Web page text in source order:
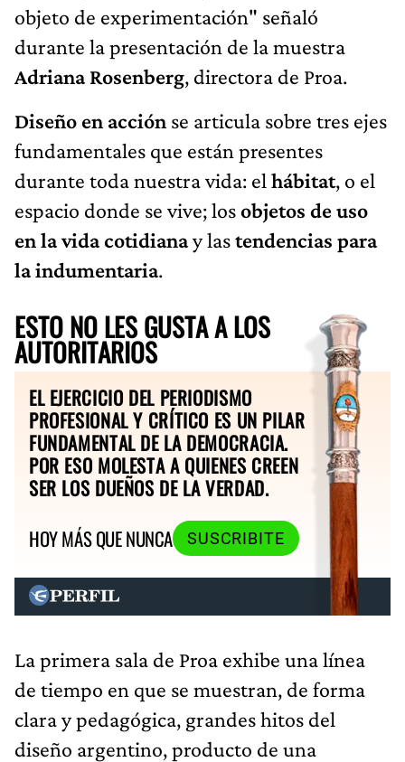
objeto de experimentación" señaló
durante la presentación de la muestra
Adriana Rosenberg, directora de Proa.
Diseño en acción se articula sobre tres ejes
fundamentales que están presentes
durante toda nuestra vida: el hábitat, o el
espacio donde se vive; losobjetos de uso
en la vida cotidianay lastendencias para
la indumentaria.
ESTO NO LES GUSTA A LOS
AUTORITARIOS
EL EJERCICIO DEL PERIODISMO
PROFESIONAL Y CRÍTICO ES UN PILAR
FUNDAMENTAL DE LA DEMOCRACIA.
POR ESO MOLESTA A QUIENES CREEN
SER LOS DUEÑOS DE LA VERDAD.
HOY MÁS QUE NUNCA
SUSCRIBITE
La primera sala de Proa exhibe una línea
de tiempo en que se muestran, de forma
clara y pedagógica, grandes hitos del
diseño argentino, producto de una